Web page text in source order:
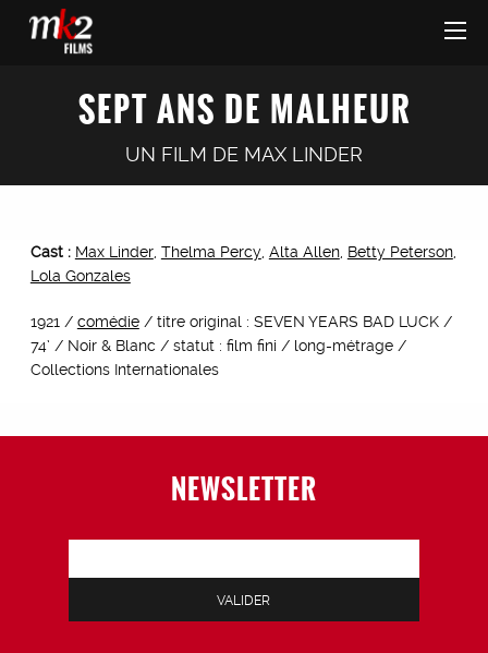
SEPT ANS DE MALHEUR
UN FILM DE MAX LINDER
Cast : Max Linder, Thelma Percy, Alta Allen, Betty Peterson,
Lola Gonzales
1921 / comédie/ titre original : SEVEN YEARS BAD LUCK /
74’ / Noir & Blanc / statut : film fini / long-métrage /
Collections Internationales
NEWSLETTER